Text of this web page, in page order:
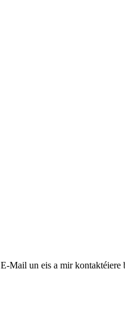
Mail un eis a mir kontaktéiere